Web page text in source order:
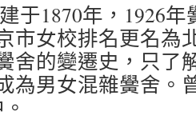
于1870年，1926
市女校排名更名為
舍的變遷史，只了
為男女混雜黌舍。